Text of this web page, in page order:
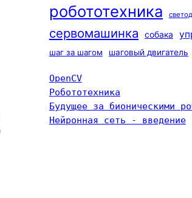
робототехника
сервомашинка собака
шаг за шагом шаговый двигатель
OpenCV
Робототехника
Будущее за бионическими
Нейронная сеть - введение